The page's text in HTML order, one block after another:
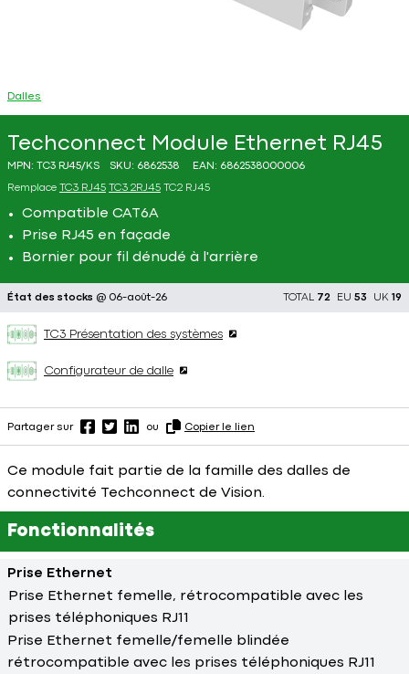
Dalles
Techconnect Module Ethernet RJ45
MPN: TC3 RJ45/KS SKU: 6862538 EAN: 6862538000006
Remplace TC3 RJ45 TC3 2RJ45 TC2 RJ45
Compatible CAT6A
Prise RJ45 en façade
Bornier pour fil dénudé à l'arrière
État des stocks @ 06-août-26 TOTAL 72 EU 53 UK 19
TC3 Présentation des systèmes
Configurateur de dalle
Partager sur ou Copier le lien
Ce module fait partie de la famille des dalles de
connectivité Techconnect de Vision.
Fonctionnalités
Prise Ethernet
Prise Ethernet femelle, rétrocompatible avec les
prises téléphoniques RJ11
Prise Ethernet femelle/femelle blindée
rétrocompatible avec les prises téléphoniques RJ11